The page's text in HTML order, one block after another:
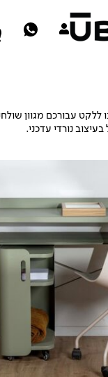
עבורכם מגוון
נורדי עדכני.